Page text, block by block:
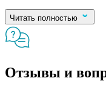
Читать полностью
Отзывы и